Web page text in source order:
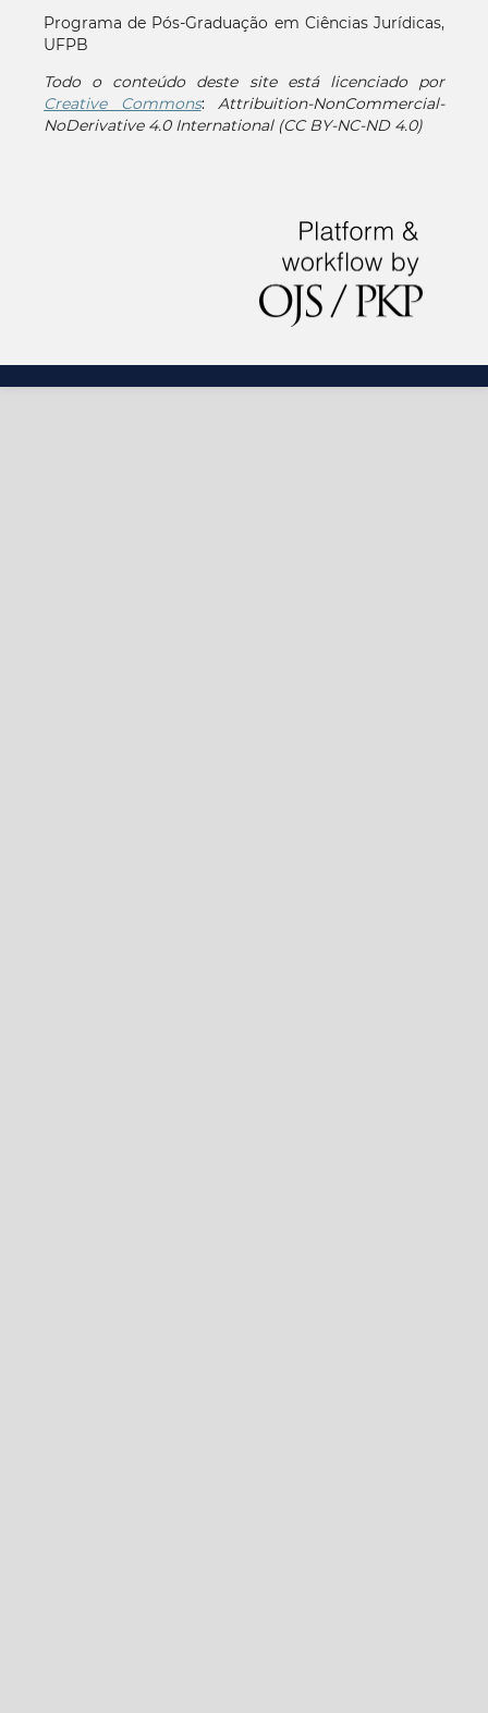
Programa de Pós-Graduação em Ciências Jurídicas,
UFPB
Todo o conteúdo deste site está licenciado por
Creative Commons:Attribuition-NonCommercial-
NoDerivative 4.0 International (CC BY-NC-ND 4.0)